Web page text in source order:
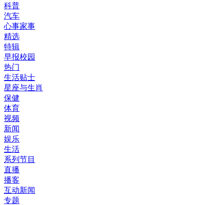
科普
汽车
心事家事
精选
特辑
早报校园
热门
生活贴士
星座与生肖
保健
体育
视频
新闻
娱乐
生活
系列节目
直播
播客
互动新闻
专题